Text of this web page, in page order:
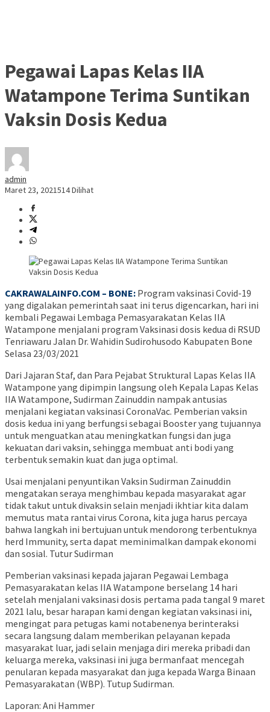
Pegawai Lapas Kelas IIA
Watampone Terima Suntikan
Vaksin Dosis Kedua
admin
Maret 23, 2021514 Dilihat
CAKRAWALAINFO.COM – BONE: Program vaksinasi Covid-19
yang digalakan pemerintah saat ini terus digencarkan, hari ini
kembali Pegawai Lembaga Pemasyarakatan Kelas IIA
Watampone menjalani program Vaksinasi dosis kedua di RSUD
Tenriawaru Jalan Dr. Wahidin Sudirohusodo Kabupaten Bone
Selasa 23/03/2021
Dari Jajaran Staf, dan Para Pejabat Struktural Lapas Kelas IIA
Watampone yang dipimpin langsung oleh Kepala Lapas Kelas
IIA Watampone, Sudirman Zainuddin nampak antusias
menjalani kegiatan vaksinasi CoronaVac. Pemberian vaksin
dosis kedua ini yang berfungsi sebagai Booster yang tujuannya
untuk menguatkan atau meningkatkan fungsi dan juga
kekuatan dari vaksin, sehingga membuat anti bodi yang
terbentuk semakin kuat dan juga optimal.
Usai menjalani penyuntikan Vaksin Sudirman Zainuddin
mengatakan seraya menghimbau kepada masyarakat agar
tidak takut untuk divaksin selain menjadi ikhtiar kita dalam
memutus mata rantai virus Corona, kita juga harus percaya
bahwa langkah ini bertujuan untuk mendorong terbentuknya
herd Immunity, serta dapat meminimalkan dampak ekonomi
dan sosial. Tutur Sudirman
Pemberian vaksinasi kepada jajaran Pegawai Lembaga
Pemasyarakatan kelas IIA Watampone berselang 14 hari
setelah menjalani vaksinasi dosis pertama pada tangal 9 maret
2021 lalu, besar harapan kami dengan kegiatan vaksinasi ini,
mengingat para petugas kami notabenenya berinteraksi
secara langsung dalam memberikan pelayanan kepada
masyarakat luar, jadi selain menjaga diri mereka pribadi dan
keluarga mereka, vaksinasi ini juga bermanfaat mencegah
penularan kepada masyarakat dan juga kepada Warga Binaan
Pemasyarakatan (WBP). Tutup Sudirman.
Laporan: Ani Hammer